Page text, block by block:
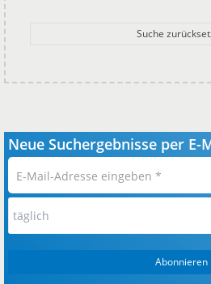
Suche
Neue Suchergebnisse per E-
E-
Mail-
Adresse
eingeben
täglich
Abonnieren